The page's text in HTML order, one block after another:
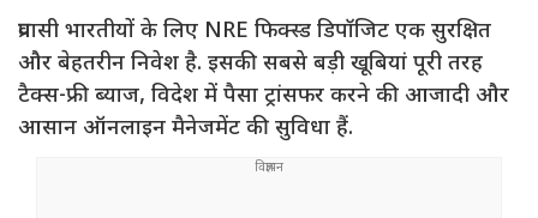
प्रवासी भारतीयों के लिए NRE फिक्स्ड डिपॉजिट एक सुरक्षित
और बेहतरीन निवेश है. इसकी सबसे बड़ी खूबियां पूरी तरह
टैक्स-फ्री ब्याज, विदेश में पैसा ट्रांसफर करने की आजादी और
आसान ऑनलाइन मैनेजमेंट की सुविधा हैं.